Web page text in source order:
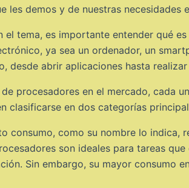
les demos y de nuestras necesidades
el tema, es importante entender qué
ya sea un ordenador, un
desde abrir aplicaciones hasta
procesadores en el mercado, cada
clasificarse en dos categorías
consumo, como su nombre lo
son ideales para tareas
Sin embargo, su mayor consumo